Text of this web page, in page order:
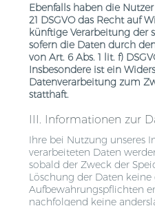
Ebenfalls haben die
21 DSGVO das Recht auf
künftige Verarbeitung der
sofern die Daten durch
von Art. 6 Abs. 1 lit. f)
Insbesondere ist ein
Datenverarbeitung zum
statthaft.
III. Informationen zur
Ihre bei Nutzung unseres
verarbeiteten Daten
sobald der Zweck der
Löschung der Daten keine
Aufbewahrungspflichten
nachfolgend keine